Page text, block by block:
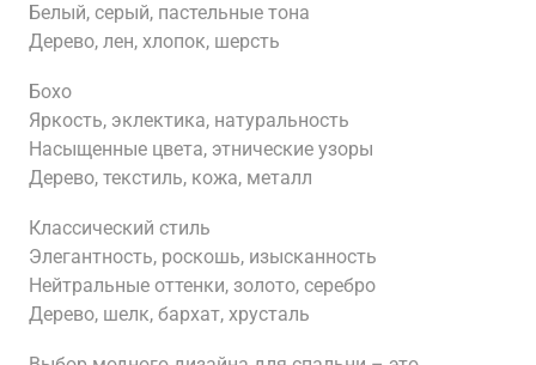
Белый, серый, пастельные тона
Дерево, лен, хлопок, шерсть
Бохо
Яркость, эклектика, натуральность
Насыщенные цвета, этнические узоры
Дерево, текстиль, кожа, металл
Классический стиль
Элегантность, роскошь, изысканность
Нейтральные оттенки, золото, серебро
Дерево, шелк, бархат, хрусталь